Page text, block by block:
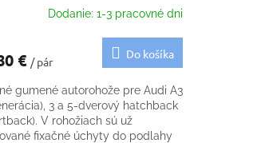
Dodanie: 1-3 pracovné dni
€ / pár
Do košíka
gumené autorohože pre Audi A3
3 a 5-dverový hatchback
V rohožiach sú už
fixačné úchyty do podlahy